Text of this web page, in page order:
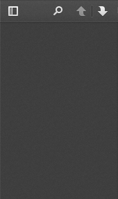
Toggle
PreviousNext